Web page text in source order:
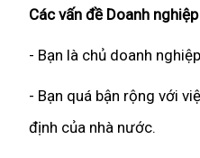
Các vấn đề Doanh
- Bạn là chủ doanh
- Bạn quá bận rộng với
định của nhà nước.